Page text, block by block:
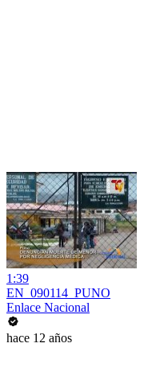
1:39
EN_090114_PUNO
Enlace Nacional
hace 12 años